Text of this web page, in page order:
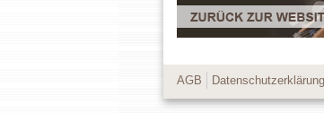
AGB Datenschutzerklärung